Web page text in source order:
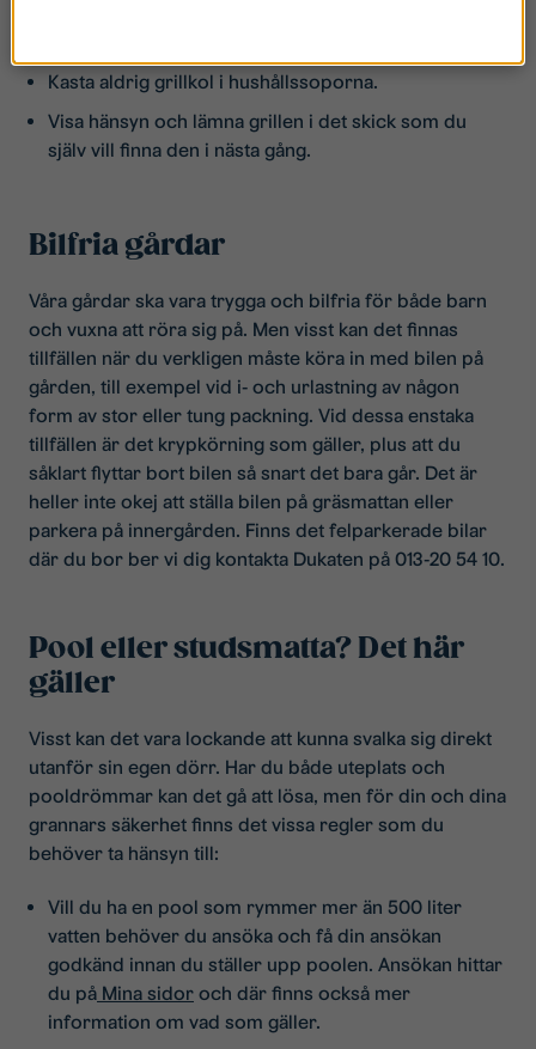
Kasta aldrig grillkol i hushållssoporna.
Visa hänsyn och lämna grillen i det skick som du
själv vill finna den i nästa gång.
Bilfria gårdar
Våra gårdar ska vara trygga och bilfria för både barn
och vuxna att röra sig på. Men visst kan det finnas
tillfällen när du verkligen måste köra in med bilen på
gården, till exempel vid i- och urlastning av någon
form av stor eller tung packning. Vid dessa enstaka
tillfällen är det krypkörning som gäller, plus att du
såklart flyttar bort bilen så snart det bara går. Det är
heller inte okej att ställa bilen på gräsmattan eller
parkera på innergården. Finns det felparkerade bilar
där du bor ber vi dig kontakta Dukaten på 013-20 54 10.
Pool eller studsmatta? Det här
gäller
Visst kan det vara lockande att kunna svalka sig direkt
utanför sin egen dörr. Har du både uteplats och
pooldrömmar kan det gå att lösa, men för din och dina
grannars säkerhet finns det vissa regler som du
behöver ta hänsyn till:
Vill du ha en pool som rymmer mer än 500 liter
vatten behöver du ansöka och få din ansökan
godkänd innan du ställer upp poolen. Ansökan hittar
du på Mina sidor och där finns också mer
information om vad som gäller.